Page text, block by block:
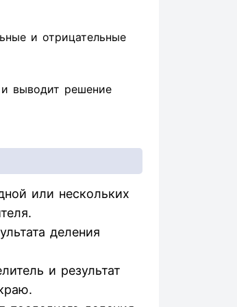
и отрицательные
выводит решение
или нескольких
деления
и результат